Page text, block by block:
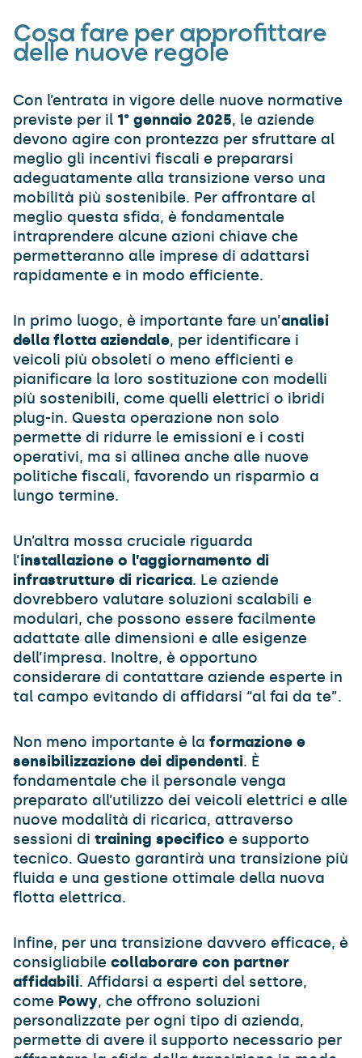
Cosa fare per approfittare
delle nuove regole
Con l’entrata in vigore delle nuove normative
previste per il 1° gennaio 2025, le aziende
devono agire con prontezza per sfruttare al
meglio gli incentivi fiscali e prepararsi
adeguatamente alla transizione verso una
mobilità più sostenibile. Per affrontare al
meglio questa sfida, è fondamentale
intraprendere alcune azioni chiave che
permetteranno alle imprese di adattarsi
rapidamente e in modo efficiente.
In primo luogo, è importante fare un’analisi
della flotta aziendale, per identificare i
veicoli più obsoleti o meno efficienti e
pianificare la loro sostituzione con modelli
più sostenibili, come quelli elettrici o ibridi
plug-in. Questa operazione non solo
permette di ridurre le emissioni e i costi
operativi, ma si allinea anche alle nuove
politiche fiscali, favorendo un risparmio a
lungo termine.
Un’altra mossa cruciale riguarda
l’installazione o l’aggiornamento di
infrastrutture di ricarica. Le aziende
dovrebbero valutare soluzioni scalabili e
modulari, che possono essere facilmente
adattate alle dimensioni e alle esigenze
dell’impresa. Inoltre, è opportuno
considerare di contattare aziende esperte in
tal campo evitando di affidarsi “al fai da te”.
Non meno importante è la formazione e
sensibilizzazione dei dipendenti. È
fondamentale che il personale venga
preparato all’utilizzo dei veicoli elettrici e alle
nuove modalità di ricarica, attraverso
sessioni di training specifico e supporto
tecnico. Questo garantirà una transizione più
fluida e una gestione ottimale della nuova
flotta elettrica.
Infine, per una transizione davvero efficace, è
consigliabile collaborare con partner
affidabili. Affidarsi a esperti del settore,
come Powy, che offrono soluzioni
personalizzate per ogni tipo di azienda,
permette di avere il supporto necessario per